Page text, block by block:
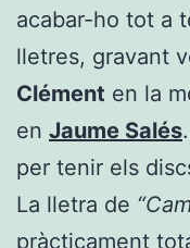
acabar-ho tot a
lletres, gravant
Clément en la
en Jaume Salés
per tenir els
La lletra de
pràcticament